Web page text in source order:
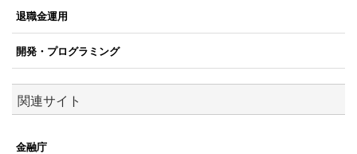
退職金運用
開発・プログラミング
関連サイト
金融庁